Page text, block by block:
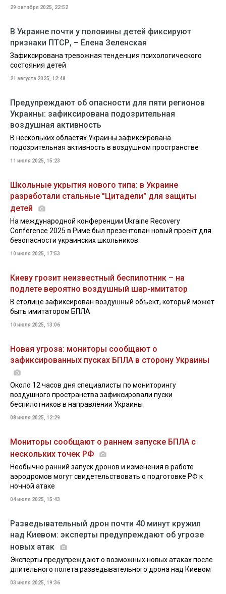
29 октября 2025, 22:52
В Украине почти у половины детей фиксируют
признаки ПТСР, – Елена Зеленская
Зафиксирована тревожная тенденция психологического
состояния детей
21 августа 2025, 12:48
Предупреждают об опасности для пяти регионов
Украины: зафиксирована подозрительная
воздушная активность
В нескольких областях Украины зафиксирована
подозрительная активность в воздушном пространстве
11 июля 2025, 15:23
Школьные укрытия нового типа: в Украине
разработали стальные "Цитадели" для защиты
детей
На международной конференции Ukraine Recovery
Conference 2025 в Риме был презентован новый проект для
безопасности украинских школьников
10 июля 2025, 17:53
Киеву грозит неизвестный беспилотник – на
подлете вероятно воздушный шар-имитатор
В столице зафиксирован воздушный объект, который может
быть имитатором БПЛА
10 июля 2025, 13:06
Новая угроза: мониторы сообщают о
зафиксированных пусках БПЛА в сторону Украины
Около 12 часов дня специалисты по мониторингу
воздушного пространства зафиксировали пуски
беспилотников в направлении Украины
08 июля 2025, 12:29
Мониторы сообщают о раннем запуске БПЛА с
нескольких точек РФ
Необычно ранний запуск дронов и изменения в работе
аэродромов могут свидетельствовать о подготовке РФ к
ночной атаке
04 июля 2025, 15:43
Разведывательный дрон почти 40 минут кружил
над Киевом: эксперты предупреждают об угрозе
новых атак
Эксперты предупреждают о возможных новых атаках после
длительного полета разведывательного дрона над Киевом
03 июля 2025, 19:36